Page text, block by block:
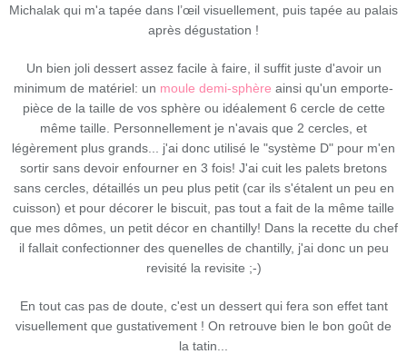
Michalak qui m'a tapée dans l’œil visuellement, puis tapée au palais
après dégustation !
Un bien joli dessert assez facile à faire, il suffit juste d'avoir un
minimum de matériel: un moule demi-sphère ainsi qu'un emporte-
pièce de la taille de vos sphère ou idéalement 6 cercle de cette
même taille. Personnellement je n'avais que 2 cercles, et
légèrement plus grands... j'ai donc utilisé le "système D" pour m'en
sortir sans devoir enfourner en 3 fois! J'ai cuit les palets bretons
sans cercles, détaillés un peu plus petit (car ils s'étalent un peu en
cuisson) et pour décorer le biscuit, pas tout a fait de la même taille
que mes dômes, un petit décor en chantilly! Dans la recette du chef
il fallait confectionner des quenelles de chantilly, j'ai donc un peu
revisité la revisite ;-)
En tout cas pas de doute, c'est un dessert qui fera son effet tant
visuellement que gustativement ! On retrouve bien le bon goût de
la tatin...